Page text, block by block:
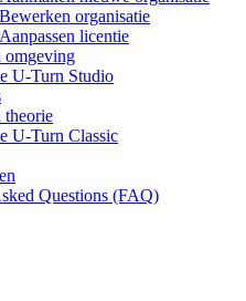
Bewerken organisatie
Aanpassen licentie
omgeving
U-Turn Studio
theorie
U-Turn Classic
Questions (FAQ)